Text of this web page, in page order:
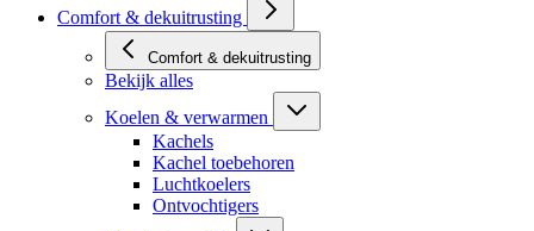
Comfort & dekuitrusting
Comfort & dekuitrusting
Bekijk alles
Koelen & verwarmen
Kachels
Kachel toebehoren
Luchtkoelers
Ontvochtigers